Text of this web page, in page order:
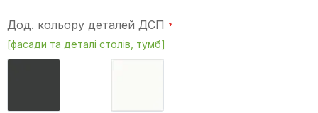
Дод. кольору деталей ДСП
[фасади та деталі столів, тумб]